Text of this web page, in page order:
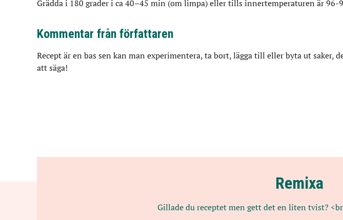
Grädda i 180 grader i ca 40–45 min (om limpa) eller tills innertemperaturen är 96-
Kommentar från författaren
Recept är en bas sen kan man experimentera, ta bort, lägga till eller byta ut
att säga!
Remixa
Gillade du receptet men gett det en liten tvist?